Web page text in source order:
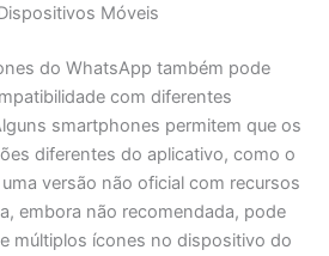
Móveis
do WhatsApp também pode
com diferentes
smartphones permitem que os
diferentes do aplicativo, como o
versão não oficial com recursos
embora não recomendada, pode
múltiplos ícones no dispositivo do